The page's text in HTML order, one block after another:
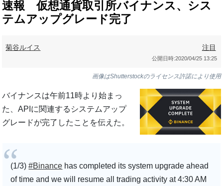
速報 仮想通貨取引所バイナンス、シス
テムアップグレード完了
菊谷ルイス 注目
公開日時:2020/04/25 13:25
画像はShutterstockのライセンス許諾により使用
バイナンスは午前11時より始まっ
た、APIに関連するシステムアップ
グレードが完了したことを伝えた。
(1/3)#Binance has completed its system upgrade ahead
of time and we will resume all trading activity at 4:30 AM